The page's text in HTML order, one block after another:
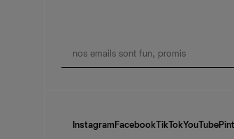
Instagram FacebookTikTokYouTube